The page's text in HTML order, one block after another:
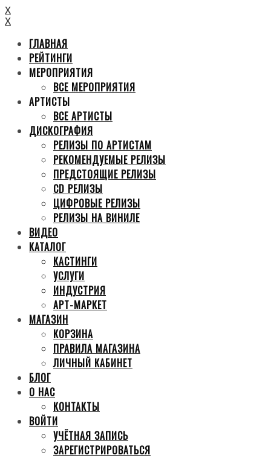
X
X
ГЛАВНАЯ
РЕЙТИНГИ
МЕРОПРИЯТИЯ
ВСЕ МЕРОПРИЯТИЯ
АРТИСТЫ
ВСЕ АРТИСТЫ
ДИСКОГРАФИЯ
РЕЛИЗЫ ПО АРТИСТАМ
РЕКОМЕНДУЕМЫЕ РЕЛИЗЫ
ПРЕДСТОЯЩИЕ РЕЛИЗЫ
CD РЕЛИЗЫ
ЦИФРОВЫЕ РЕЛИЗЫ
РЕЛИЗЫ НА ВИНИЛЕ
ВИДЕО
КАТАЛОГ
КАСТИНГИ
УСЛУГИ
ИНДУСТРИЯ
АРТ-МАРКЕТ
МАГАЗИН
КОРЗИНА
ПРАВИЛА МАГАЗИНА
ЛИЧНЫЙ КАБИНЕТ
БЛОГ
О НАС
КОНТАКТЫ
ВОЙТИ
УЧЁТНАЯ ЗАПИСЬ
ЗАРЕГИСТРИРОВАТЬСЯ